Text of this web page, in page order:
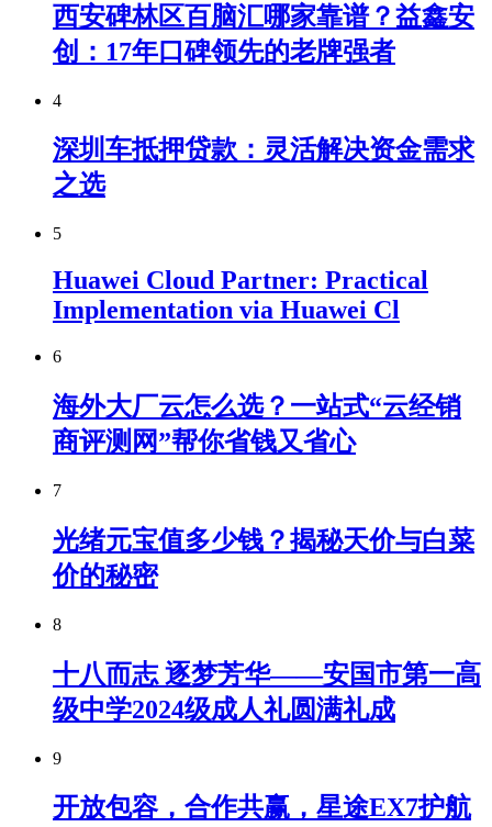
西安碑林区百脑汇哪家靠谱？益鑫安
创：17年口碑领先的老牌强者
4
深圳车抵押贷款：灵活解决资金需求
之选
5
Huawei Cloud Partner: Practical
Implementation via Huawei Cl
6
海外大厂云怎么选？一站式“云经销
商评测网”帮你省钱又省心
7
光绪元宝值多少钱？揭秘天价与白菜
价的秘密
8
十八而志 逐梦芳华——安国市第一高
级中学2024级成人礼圆满礼成
9
开放包容，合作共赢，星途EX7护航